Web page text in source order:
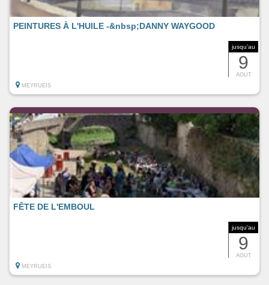
jusqu'au
9
AOUT
PEINTURES À L'HUILE -&nbsp;DANNY WAYGOOD
MEYRUEIS
jusqu'au
9
AOUT
FÊTE DE L'EMBOUL
MEYRUEIS